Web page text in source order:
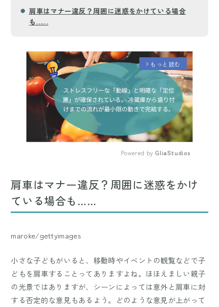
肩車はマナー違反？周囲に迷惑をかけている場合
も……
arrow_forward_ios もっと読む
Powered by GliaStudios
肩車はマナー違反？周囲に迷惑をかけ
ている場合も……
maroke/gettyimages
小さな子どもがいると、移動時やイベントの観覧などで子
どもを肩車することってありますよね。ほほえましい親子
の光景ではありますが、シーンによっては意外と肩車に対
する否定的な意見もあるよう。どのような意見が上がって